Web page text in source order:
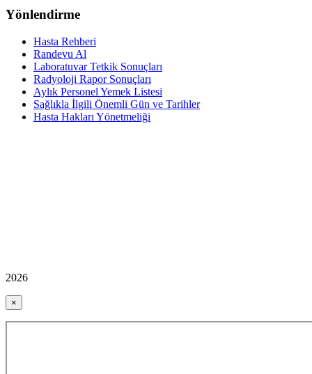
Yönlendirme
Hasta Rehberi
Randevu Al
Laboratuvar Tetkik Sonuçları
Radyoloji Rapor Sonuçları
Aylık Personel Yemek Listesi
Sağlıkla İlgili Önemli Gün ve Tarihler
Hasta Hakları Yönetmeliği
2026
×